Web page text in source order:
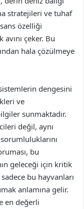
stratejileri ve tuhaf
özelliği
avını çeker. Bu
hala çözülmeye
dengesini
ve
sunmaktadır.
değil, aynı
bu
geleceği için kritik
bu hayvanları
anlamına gelir.
en değerli